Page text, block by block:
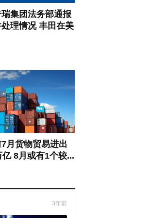
集团法务部通报
理情况 丰田在美
月货物贸易进出
亿 8月或有1个较...
3年前